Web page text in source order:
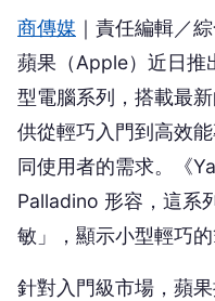
商傳媒 ｜責任編輯／
蘋果（Apple）近日
型電腦系列，搭載最
供從輕巧入門到高效
同使用者的需求。《
Palladino 形容，這系
敏」，顯示小型輕巧
針對入門級市場，蘋